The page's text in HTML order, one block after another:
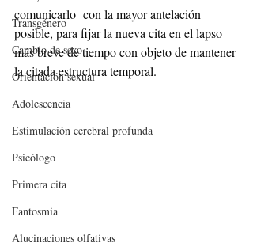
Transgénero
Cambio de sexo
Orientación sexual
Adolescencia
Estimulación cerebral profunda
Psicólogo
Primera cita
Fantosmia
Alucinaciones olfativas
comunicarlo  con la mayor antelación
posible, para fijar la nueva cita en el lapso
más breve de tiempo con objeto de mantener
la citada estructura temporal.